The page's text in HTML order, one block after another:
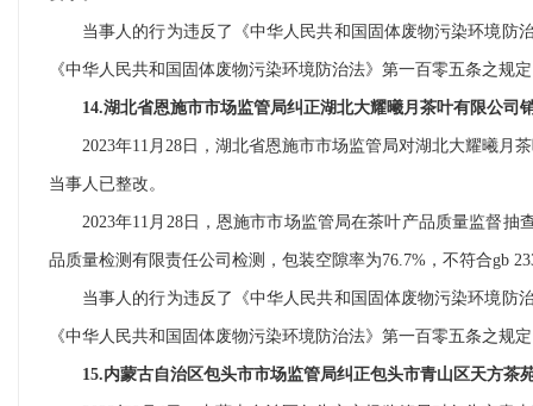
当事人的行为违反了《中华人民共和国固体废物污染环境防
《中华人民共和国固体废物污染环境防治法》第一百零五条之
14.湖北省恩施市市场监管局纠正湖北大耀曦月茶叶有限公司
2023年11月28日，湖北省恩施市市场监管局对湖北大耀曦月
当事人已整改。
2023年11月28日，恩施市市场监管局在茶叶产品质量监督
品质量检测有限责任公司检测，包装空隙率为76.7%，不符合gb
当事人的行为违反了《中华人民共和国固体废物污染环境防
《中华人民共和国固体废物污染环境防治法》第一百零五条之
15.内蒙古自治区包头市市场监管局纠正包头市青山区天方茶